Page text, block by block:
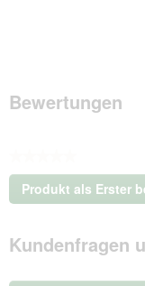
Bewertungen
Kein
Beurteilungswert
Produkt als Erster
.
dieser
Aktion
Kundenfragen